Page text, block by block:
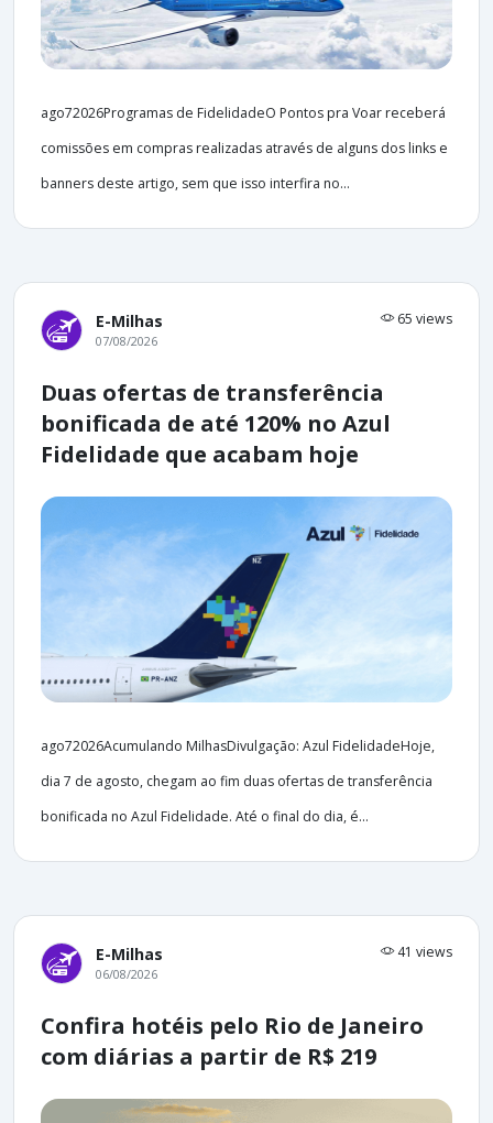
ago72026Programas de FidelidadeO Pontos pra Voar receberá
comissões em compras realizadas através de alguns dos links e
banners deste artigo, sem que isso interfira no...
E-Milhas 65 views
07/08/2026
Duas ofertas de transferência
bonificada de até 120% no Azul
Fidelidade que acabam hoje
ago72026Acumulando MilhasDivulgação: Azul FidelidadeHoje,
dia 7 de agosto, chegam ao fim duas ofertas de transferência
bonificada no Azul Fidelidade. Até o final do dia, é...
E-Milhas 41 views
06/08/2026
Confira hotéis pelo Rio de Janeiro
com diárias a partir de R$ 219